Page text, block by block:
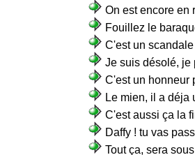
On est encore en
Fouillez le
C'est un scandale
Je suis désolé, je
C'est un honneur
Le mien, il a déja
C'est aussi ça la
Daffy ! tu vas
Tout ça, sera